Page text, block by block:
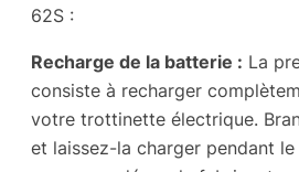
62S :
Recharge de la batterie : La
consiste à recharger
votre trottinette électrique.
et laissez-la charger pendant